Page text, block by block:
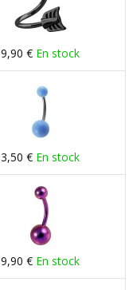
9,90 € En stock
3,50 € En stock
9,90 € En stock